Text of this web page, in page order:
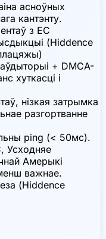
асноўных
кантэнту.
з ЕС
(Hiddence
+ DMCA-
хуткасці і
нізкая затрымка
разгортванне
ping (< 50мс).
Усходняе
Амерыкі
важнае.
(Hiddence